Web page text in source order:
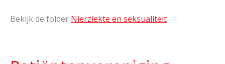
Bekijk de folder Nierziekte en seksualiteit